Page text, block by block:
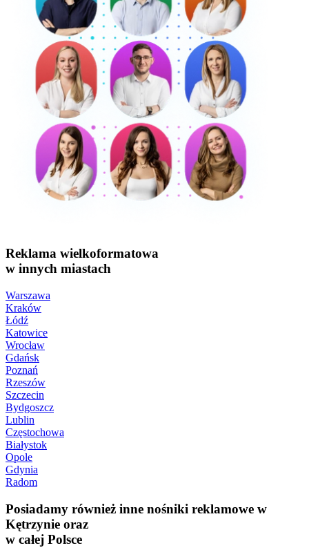
Reklama wielkoformatowa
w innych miastach
Warszawa
Kraków
Łódź
Katowice
Wrocław
Gdańsk
Poznań
Rzeszów
Szczecin
Bydgoszcz
Lublin
Częstochowa
Białystok
Opole
Gdynia
Radom
Posiadamy również inne nośniki reklamowe w
Kętrzynie oraz
w całej Polsce